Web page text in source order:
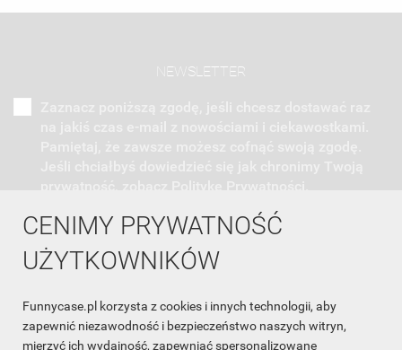
CENIMY PRYWATNOŚĆ
UŻYTKOWNIKÓW
Funnycase.pl korzysta z cookies i innych technologii, aby
zapewnić niezawodność i bezpieczeństwo naszych witryn,
mierzyć ich wydajność, zapewniać spersonalizowane
NEWSLETTER
INFORMACJA O SKLEPIE